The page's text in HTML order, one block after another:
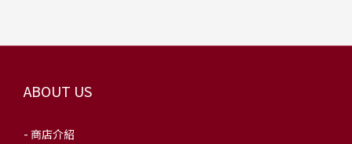
ABOUT US
- 商店介紹